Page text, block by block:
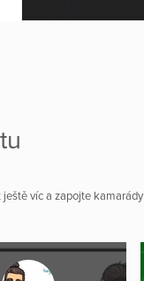
víc a zapojte kamarády